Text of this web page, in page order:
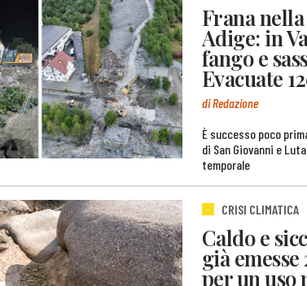
Frana
Adige: in
fango e
Evacuate
di Redazione
È successo poco
di San Giovanni e
temporale
CRISI CLIMATICA
Caldo e
già
per un uso